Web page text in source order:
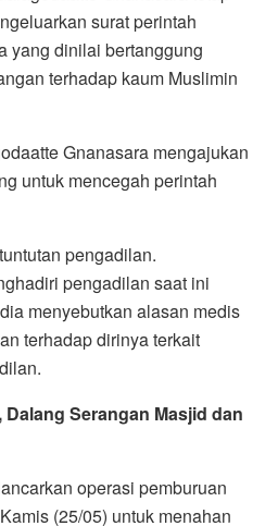
surat perintah
yang dinilai bertanggung
terhadap kaum Muslimin
Gnanasara mengajukan
untuk mencegah perintah
pengadilan.
pengadilan saat ini
menyebutkan alasan medis
terhadap dirinya terkait
Serangan Masjid dan
operasi pemburuan
(25/05) untuk menahan